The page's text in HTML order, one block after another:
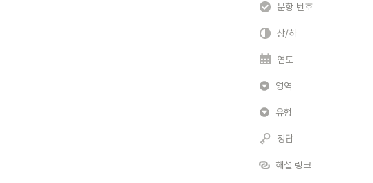
문항 번호
상/하
연도
영역
유형
정답
해설 링크